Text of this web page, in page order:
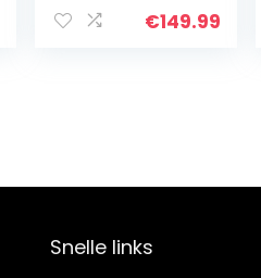
grastrimmer (Li-
€149.99
Snelle links